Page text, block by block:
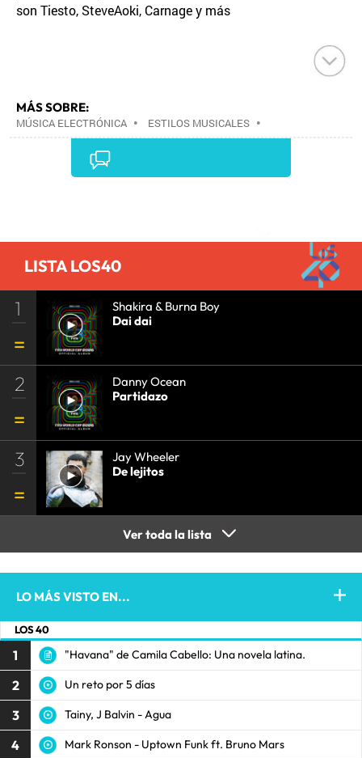
son Tiesto, SteveAoki, Carnage y más
MÁS SOBRE:
MÚSICA ELECTRÓNICA • ESTILOS MUSICALES •
•
LISTA LOS40
1
Shakira & Burna Boy
Dai dai
2
Danny Ocean
Partidazo
3
Jay Wheeler
De lejitos
Ver toda la lista
LO MÁS VISTO EN...
LOS 40
1 "Havana" de Camila Cabello: Una novela latina.
2 Un reto por 5 días
3 Tainy, J Balvin - Agua
4 Mark Ronson - Uptown Funk ft. Bruno Mars